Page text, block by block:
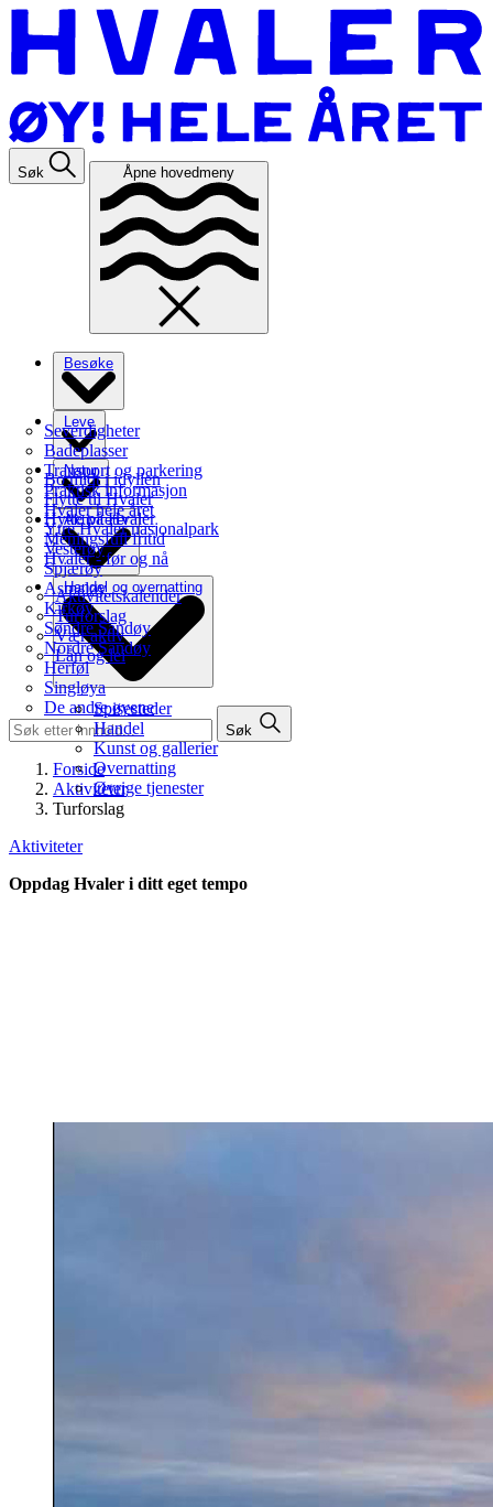
Søk Åpne hovedmeny
Besøke
Severdigheter
Badeplasser
Transport og parkering
Praktisk informasjon
Hvaler hele året
Leve
Bo midt i idyllen
Flytte til Hvaler
Hytte på Hvaler
Meningsfull fritid
Hvaler - før og nå
Natur
Ytre Hvaler nasjonalpark
Vesterøy
Spjærøy
Asmaløy
Kirkøy
Søndre Sandøy
Nordre Sandøy
Herføl
Singløya
De andre øyene
Aktiviteter
Aktivitetskalender
Turforslag
Vær aktiv
Lån og lei
Handel og overnatting
Spisesteder
Handel
Kunst og gallerier
Overnatting
Øvrige tjenester
Søk
Forside
Aktiviteter
Turforslag
Aktiviteter
Oppdag Hvaler i ditt eget tempo